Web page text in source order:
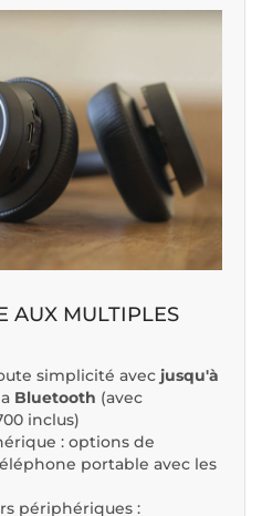
AUX MULTIPLES
simplicité avec jusqu'à
Bluetooth (avec
inclus)
: options de
portable avec les
périphériques :